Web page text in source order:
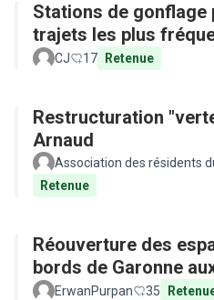
Stations de gonflage
trajets les plus
CJ 17 Retenue
Restructuration
Arnaud
Association des résidents
Retenue
Réouverture des
bords de Garonne
ErwanPurpan 35